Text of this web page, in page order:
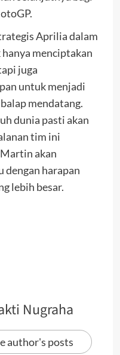
Aprilia dalam
menciptakan
juga
untuk menjadi
mendatang.
dunia pasti akan
tim ini
akan
dengan harapan
lebih besar.
Nugraha
author's posts